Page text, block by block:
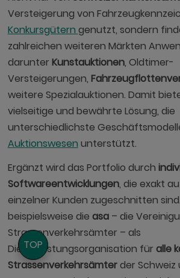
Versteigerung von
Konkursgütern genutzt, sondern
zahlreichen weiteren Märkten
darunter Kunstauktionen, Oldtimer-
Versteigerungen,
weitere Spezialauktionen. Damit
vielseitige und bewährte Lösung, die
unterschiedlichste
Auktionswesen unterstützt.
Ergänzt wird das Portfolio durch
Softwareentwicklungen, die exakt
einzelner Kunden zugeschnitten
beispielsweise die asa – die
Strassenverkehrsämter – als
Dienstleistungsorganisation für alle
Strassenverkehrsämterder Schweiz
TOP